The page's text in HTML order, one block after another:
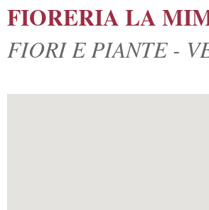
FIORERIA LA
FIORI E PIANTE -